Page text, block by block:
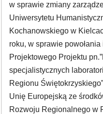
w sprawie zmiany
Uniwersytetu
Kochanowskiego w
roku, w sprawie
Projektowego Projektu
specjalistycznych
Regionu
Unię Europejską ze
Rozwoju Regionalnego w